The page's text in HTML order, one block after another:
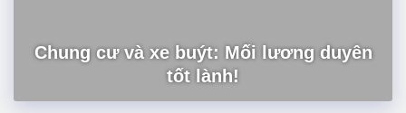
Chung cư và xe buýt: Mối lương duyên
tốt lành!